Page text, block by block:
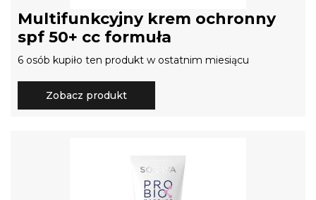
Multifunkcyjny krem ochronny
spf 50+ cc formuła
6 osób kupiło ten produkt w ostatnim miesiącu
Zobacz produkt